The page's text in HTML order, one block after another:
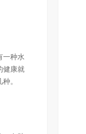
一种水
健康就
。